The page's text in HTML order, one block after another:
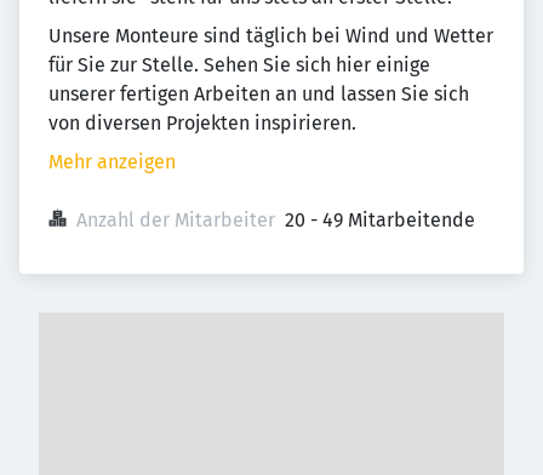
Unsere Monteure sind täglich bei Wind und Wetter
für Sie zur Stelle. Sehen Sie sich hier einige
unserer fertigen Arbeiten an und lassen Sie sich
von diversen Projekten inspirieren.
Mehr anzeigen
Anzahl der Mitarbeiter 20 - 49 Mitarbeitende